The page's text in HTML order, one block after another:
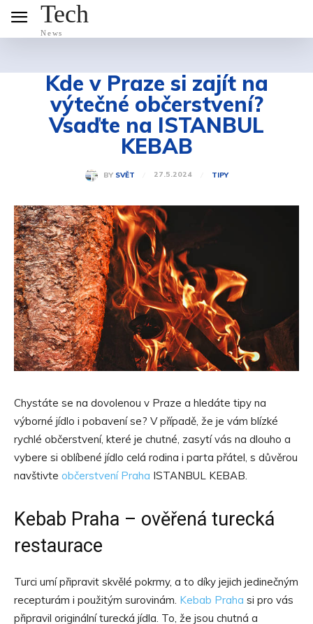
Tech
News
Kde v Praze si zajít na
výtečné občerstvení?
Vsaďte na ISTANBUL
KEBAB
BY SVĚT 27.5.2024 TIPY
Chystáte se na dovolenou v Praze a hledáte tipy na
výborné jídlo i pobavení se? V případě, že je vám blízké
rychlé občerstvení, které je chutné, zasytí vás na dlouho a
vybere si oblíbené jídlo celá rodina i parta přátel, s důvěrou
navštivte občerstvení Praha ISTANBUL KEBAB.
Kebab Praha – ověřená turecká
restaurace
Turci umí připravit skvělé pokrmy, a to díky jejich jedinečným
recepturám i použitým surovinám. Kebab Praha si pro vás
připravil originální turecká jídla. To, že jsou chutná a